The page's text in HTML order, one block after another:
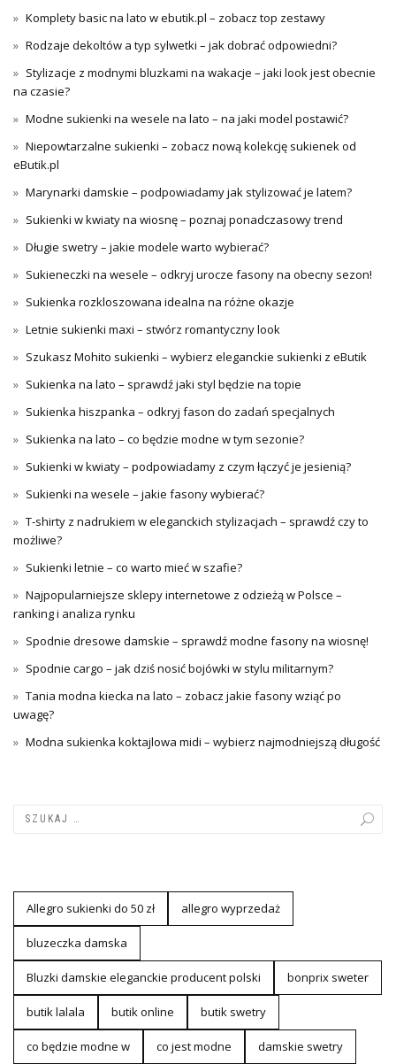
Komplety basic na lato w ebutik.pl – zobacz top zestawy
Rodzaje dekoltów a typ sylwetki – jak dobrać odpowiedni?
Stylizacje z modnymi bluzkami na wakacje – jaki look jest obecnie
na czasie?
Modne sukienki na wesele na lato – na jaki model postawić?
Niepowtarzalne sukienki – zobacz nową kolekcję sukienek od
eButik.pl
Marynarki damskie – podpowiadamy jak stylizować je latem?
Sukienki w kwiaty na wiosnę – poznaj ponadczasowy trend
Długie swetry – jakie modele warto wybierać?
Sukieneczki na wesele – odkryj urocze fasony na obecny sezon!
Sukienka rozkloszowana idealna na różne okazje
Letnie sukienki maxi – stwórz romantyczny look
Szukasz Mohito sukienki – wybierz eleganckie sukienki z eButik
Sukienka na lato – sprawdź jaki styl będzie na topie
Sukienka hiszpanka – odkryj fason do zadań specjalnych
Sukienka na lato – co będzie modne w tym sezonie?
Sukienki w kwiaty – podpowiadamy z czym łączyć je jesienią?
Sukienki na wesele – jakie fasony wybierać?
T-shirty z nadrukiem w eleganckich stylizacjach – sprawdź czy to
możliwe?
Sukienki letnie – co warto mieć w szafie?
Najpopularniejsze sklepy internetowe z odzieżą w Polsce –
ranking i analiza rynku
Spodnie dresowe damskie – sprawdź modne fasony na wiosnę!
Spodnie cargo – jak dziś nosić bojówki w stylu militarnym?
Tania modna kiecka na lato – zobacz jakie fasony wziąć po
uwagę?
Modna sukienka koktajlowa midi – wybierz najmodniejszą długość
Allegro sukienki do 50 zł allegro wyprzedaż
bluzeczka damska
Bluzki damskie eleganckie producent polski bonprix sweter
butik lalala butik online butik swetry
co będzie modne w co jest modne damskie swetry